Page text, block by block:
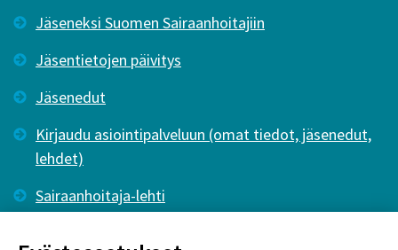
Jäseneksi Suomen Sairaanhoitajiin
Jäsentietojen päivitys
Jäsenedut
Kirjaudu asiointipalveluun (omat tiedot, jäsenedut,
lehdet)
Sairaanhoitaja-lehti